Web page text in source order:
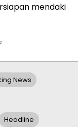
mendaki
News
Headline